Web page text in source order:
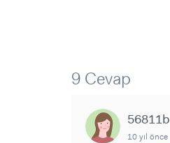
9 Cevap
56811b
10 yıl önce